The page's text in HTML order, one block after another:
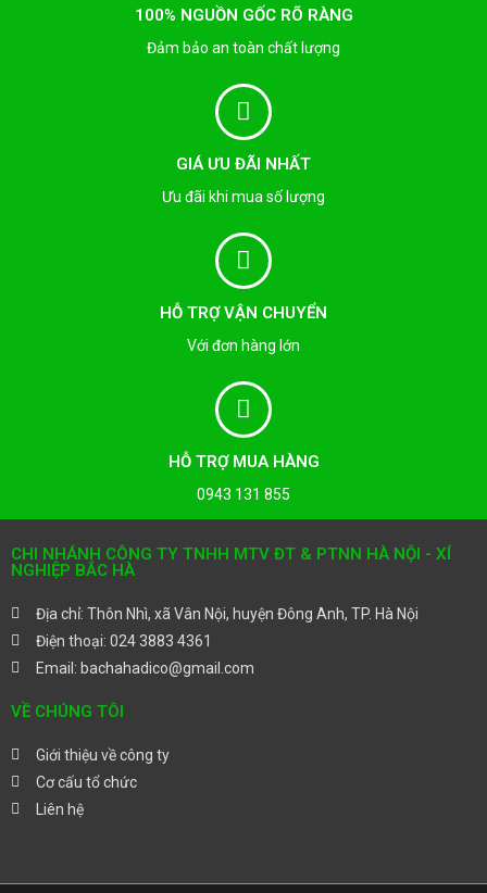
100% NGUỒN GỐC RÕ RÀNG
Đảm bảo an toàn chất lượng
GIÁ ƯU ĐÃI NHẤT
Ưu đãi khi mua số lượng
HỖ TRỢ VẬN CHUYỂN
Với đơn hàng lớn
HỖ TRỢ MUA HÀNG
0943 131 855
CHI NHÁNH CÔNG TY TNHH MTV ĐT & PTNN HÀ NỘI - XÍ
NGHIỆP BẮC HÀ
Địa chỉ: Thôn Nhì, xã Vân Nội, huyện Đông Anh, TP. Hà Nội
Điện thoại: 024 3883 4361
Email: bachahadico@gmail.com
VỀ CHÚNG TÔI
Giới thiệu về công ty
Cơ cấu tổ chức
Liên hệ